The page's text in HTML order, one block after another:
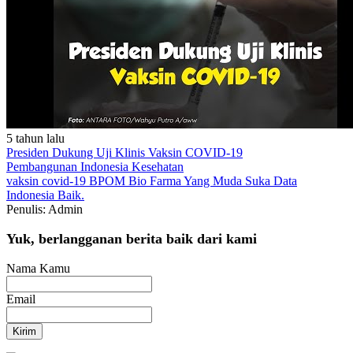
5 tahun lalu
Presiden Dukung Uji Klinis Vaksin COVID-19
Pembangunan Indonesia Kesehatan
vaksin covid-19 BPOM Bio Farma Yang Muda Suka Data
Indonesia Baik.
Penulis: Admin
Yuk, berlangganan berita baik dari kami
Nama Kamu
Email
Kirim